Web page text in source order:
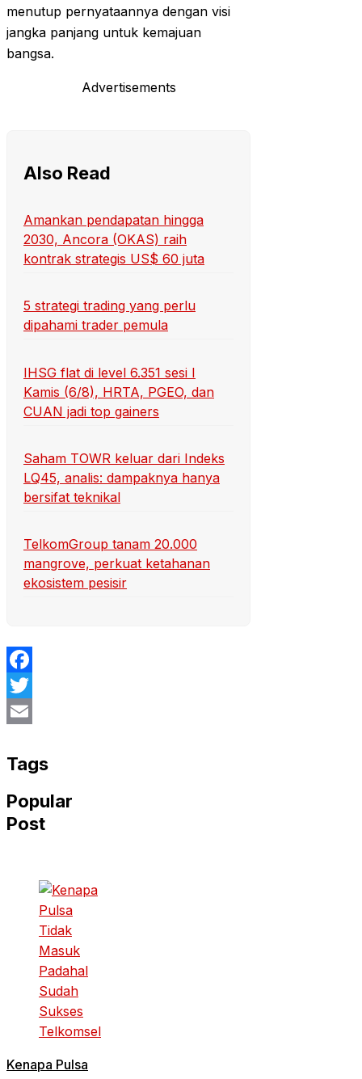
menutup pernyataannya dengan visi
jangka panjang untuk kemajuan
bangsa.
Advertisements
Also Read
Amankan pendapatan hingga
2030, Ancora (OKAS) raih
kontrak strategis US$ 60 juta
5 strategi trading yang perlu
dipahami trader pemula
IHSG flat di level 6.351 sesi I
Kamis (6/8), HRTA, PGEO, dan
CUAN jadi top gainers
Saham TOWR keluar dari Indeks
LQ45, analis: dampaknya hanya
bersifat teknikal
TelkomGroup tanam 20.000
mangrove, perkuat ketahanan
ekosistem pesisir
Facebook
Twitter
Tags
Popular
Post
Kenapa Pulsa